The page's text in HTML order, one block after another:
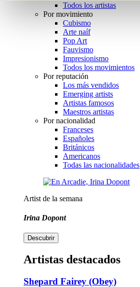
Todos los artistas
Por movimiento
Cubismo
Arte naíf
Pop Art
Fauvismo
Impresionismo
Todos los movimientos
Por reputación
Los más vendidos
Emerging artists
Artistas famosos
Maestros artistas
Por nacionalidad
Franceses
Españoles
Británicos
Americanos
Todas las nacionalidades
Artist de la semana
Irina Dopont
Descubrir
Artistas destacados
Shepard Fairey (Obey)